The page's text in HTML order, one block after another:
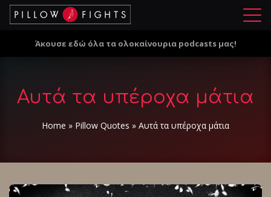
Μ
ο
Άκουσε εδώ όλα τα ολοκαίνουρια podcasts μας!
Αυτά τα υπέροχα μάτια
Home » Pillow Quotes » Αυτά τα υπέροχα μάτια